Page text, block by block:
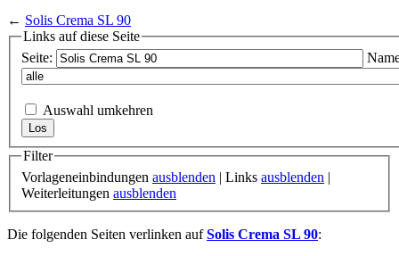
← Solis Crema SL 90
Links auf diese Seite
Seite:
Auswahl umkehren
Filter
Vorlageneinbindungen ausblenden | Links ausblenden |
Weiterleitungen ausblenden
Die folgenden Seiten verlinken aufSolis Crema SL 90: